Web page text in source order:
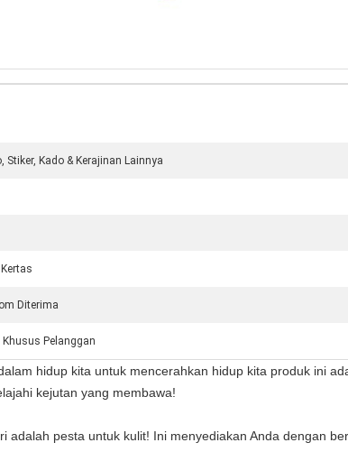
Stiker, Kado & Kerajinan Lainnya
Diterima
Khusus Pelanggan
hidup kita untuk mencerahkan hidup kita produk ini
kejutan yang membawa!
adalah pesta untuk kulit! Ini menyediakan Anda dengan